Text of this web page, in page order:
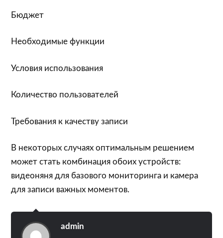
Бюджет
Необходимые функции
Условия использования
Количество пользователей
Требования к качеству записи
В некоторых случаях оптимальным решением
может стать комбинация обоих устройств:
видеоняня для базового мониторинга и камера
для записи важных моментов.
admin